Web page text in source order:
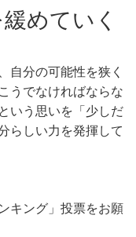
めていく
自分の可能性を狭く
うでなければならな
いう思いを「少しだ
らしい力を発揮して
キング」投票をお願